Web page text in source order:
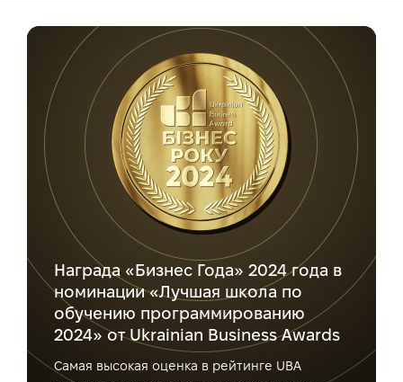
Награда «Бизнес Года» 2024 года в
номинации «Лучшая школа по
обучению программированию
2024» от Ukrainian Business Awards
Самая высокая оценка в рейтинге UBA